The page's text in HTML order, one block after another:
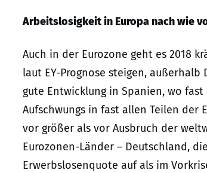
Arbeitslosigkeit in Europa nach wie
Auch in der Eurozone geht es 2018
laut EY-Prognose steigen,
gute Entwicklung in Spanien, wo
Aufschwungs in fast allen Teilen der
vor größer als vor Ausbruch der
Eurozonen-Länder – Deutschland,
Erwerbslosenquote auf als im